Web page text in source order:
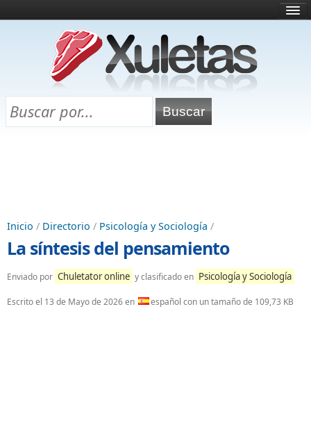
¿Qué es esto?
Directorio
Chuletas para exámenes
Inicio / Directorio / Psicología y Sociología /
La síntesis del pensamiento
Enviado por Chuletator online y clasificado en Psicología y Sociología
Escrito el 13 de Mayo de 2026en español con un tamaño de 109,73 KB